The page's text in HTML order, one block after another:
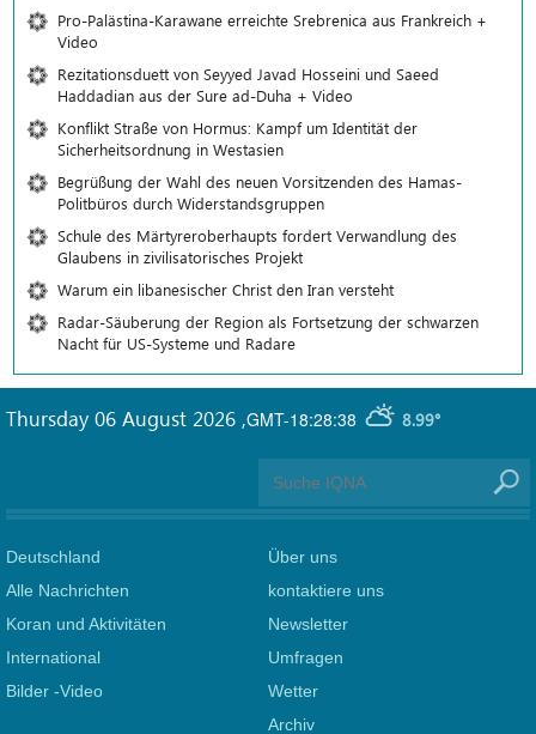
Pro-Palästina-Karawane erreichte Srebrenica aus Frankreich +
Video
Rezitationsduett von Seyyed Javad Hosseini und Saeed
Haddadian aus der Sure ad-Duha + Video
Konflikt Straße von Hormus: Kampf um Identität der
Sicherheitsordnung in Westasien
Begrüßung der Wahl des neuen Vorsitzenden des Hamas-
Politbüros durch Widerstandsgruppen
Schule des Märtyreroberhaupts fordert Verwandlung des
Glaubens in zivilisatorisches Projekt
Warum ein libanesischer Christ den Iran versteht
Radar-Säuberung der Region als Fortsetzung der schwarzen
Nacht für US-Systeme und Radare
GMT-18:28:38 8.99°
Thursday 06 August 2026 ,
Deutschland
Alle Nachrichten
Koran und Aktivitäten
International
Bilder -Video
Über uns
kontaktiere uns
Newsletter
Umfragen
Wetter
Archiv